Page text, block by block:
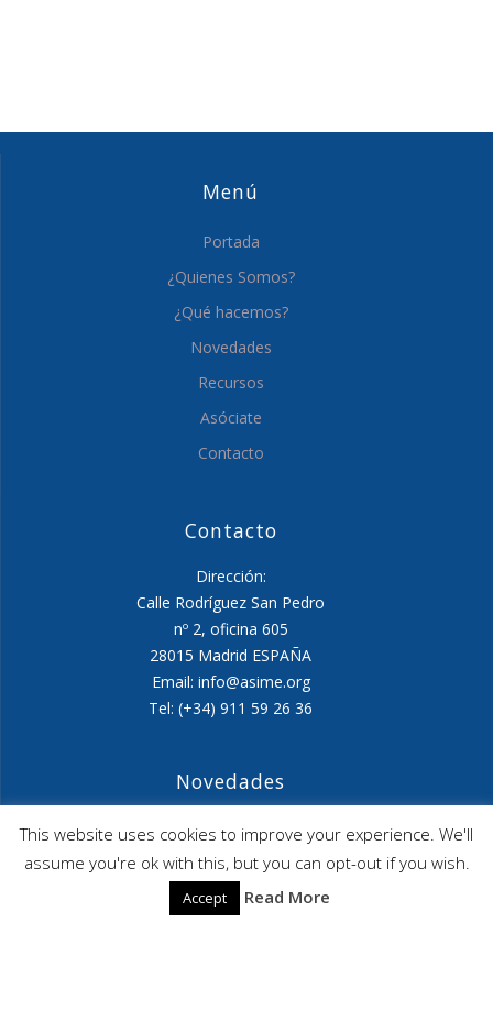
Menú
Portada
¿Quienes Somos?
¿Qué hacemos?
Novedades
Recursos
Asóciate
Contacto
Contacto
Dirección:
Calle Rodríguez San Pedro
nº 2, oficina 605
28015 Madrid ESPAÑA
Email: info@asime.org
Tel: (+34) 911 59 26 36
Novedades
Agenda ASIME-Ultimo trimestre 2026
ASIME celebrará en diciembre una nueva edición de
sus jornadas
This website uses cookies to improve your experience. We'll
assume you're ok with this, but you can opt-out if you wish.
Accept Read More